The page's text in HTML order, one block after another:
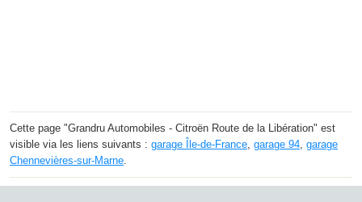
Cette page "Grandru Automobiles - Citroën Route de la Libération" est
visible via les liens suivants : garage Île-de-France garage 94 garage
Chennevières-sur-Marne